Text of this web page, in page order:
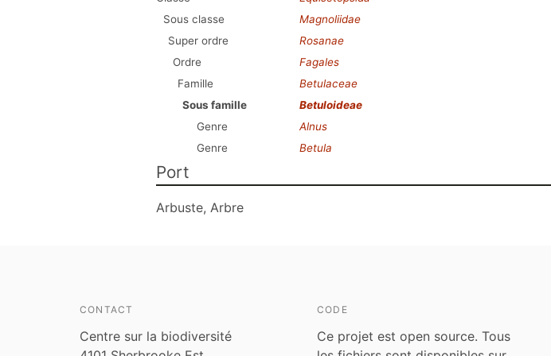
Sous classe
Magnoliidae
Super ordre
Rosanae
Ordre
Fagales
Famille
Betulaceae
Sous famille
Betuloideae
Genre
Alnus
Genre
Betula
Port
Arbuste, Arbre
CONTACT
Centre sur la biodiversité
CODE
Ce projet est open source. Tous